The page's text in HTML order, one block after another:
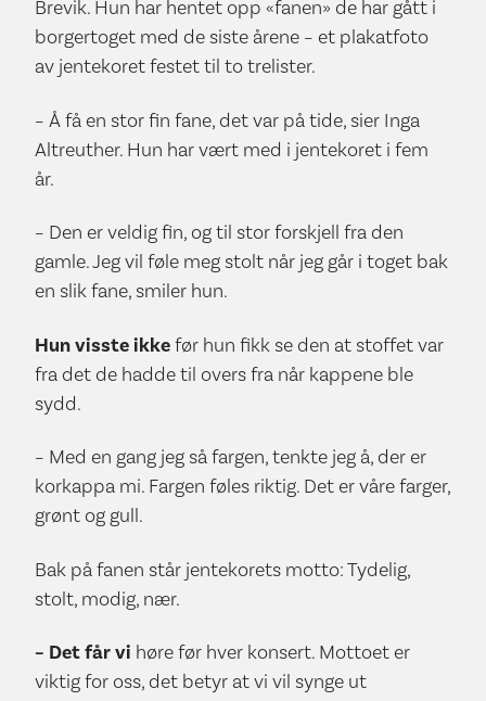
Brevik. Hun har hentet opp «fanen» de har gått i
borgertoget med de siste årene – et plakatfoto
av jentekoret festet til to trelister.
– Å få en stor fin fane, det var på tide, sier Inga
Altreuther. Hun har vært med i jentekoret i fem
år.
– Den er veldig fin, og til stor forskjell fra den
gamle. Jeg vil føle meg stolt når jeg går i toget bak
en slik fane, smiler hun.
Hun visste ikkefør hun fikk se den at stoffet var
fra det de hadde til overs fra når kappene ble
sydd.
– Med en gang jeg så fargen, tenkte jeg å, der er
korkappa mi. Fargen føles riktig. Det er våre farger,
grønt og gull.
Bak på fanen står jentekorets motto: Tydelig,
stolt, modig, nær.
– Det får vi høre før hver konsert. Mottoet er
viktig for oss, det betyr at vi vil synge ut